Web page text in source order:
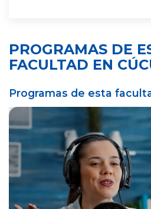
PROGRAMAS DE
FACULTAD EN
Programas de esta